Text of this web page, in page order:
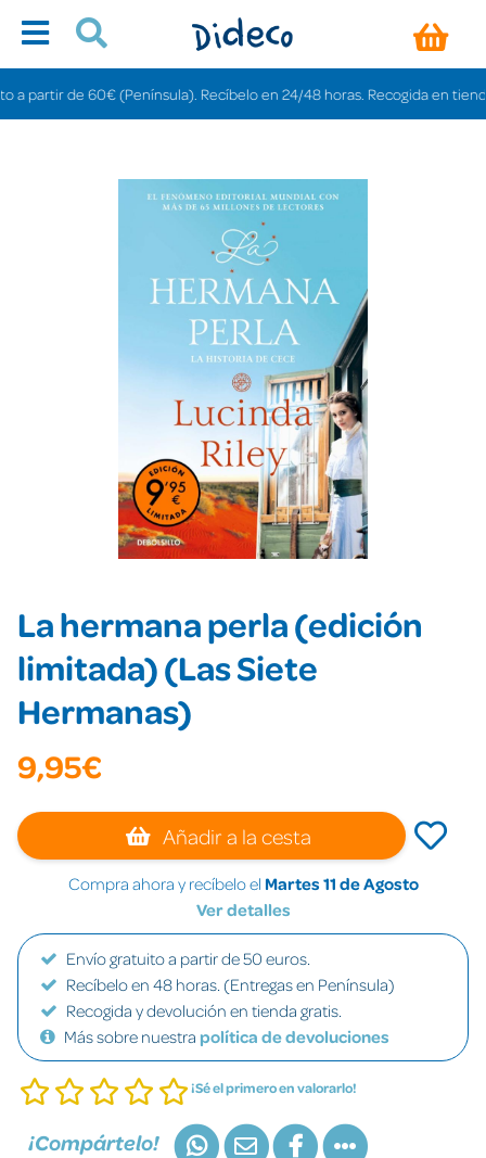
de 60€ (Península). Recíbelo en 24/48 horas. Recogida en tiendas
La hermana perla (edición
limitada) (Las Siete
Hermanas)
9,95€
Añadir a la cesta
Compra ahora y recíbelo el Martes 11 de Agosto
Ver detalles
Envío gratuito a partir de 50 euros.
Recíbelo en 48 horas. (Entregas en Península)
Recogida y devolución en tienda gratis.
Más sobre nuestra política de devoluciones
¡Sé el primero en valorarlo!
¡Compártelo!